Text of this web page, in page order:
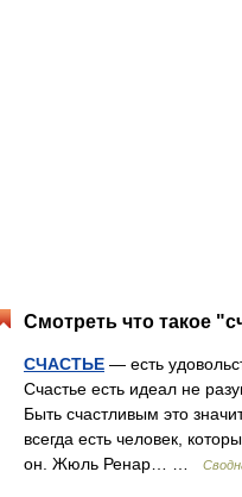
Смотреть что такое
СЧАСТЬЕ — есть
Счастье есть идеал не
Быть счастливым это
всегда есть человек,
он. Жюль Ренар… …